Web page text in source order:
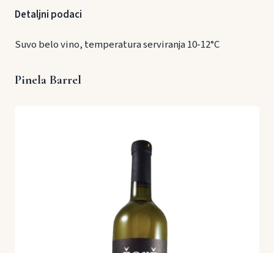
Detaljni podaci
Suvo belo vino, temperatura serviranja 10-12°C
Pinela Barrel